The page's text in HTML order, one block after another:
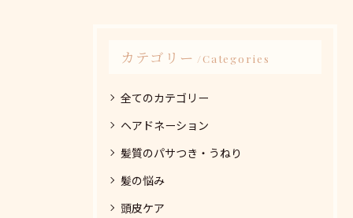
カテゴリー Categories
全てのカテゴリー
ヘアドネーション
髪質のパサつき・うねり
髪の悩み
頭皮ケア